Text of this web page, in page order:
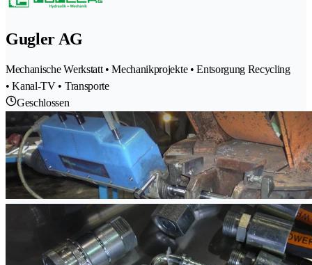
Gugler AG
Mechanische Werkstatt • Mechanikprojekte • Entsorgung Recycling
• Kanal-TV • Transporte
Geschlossen